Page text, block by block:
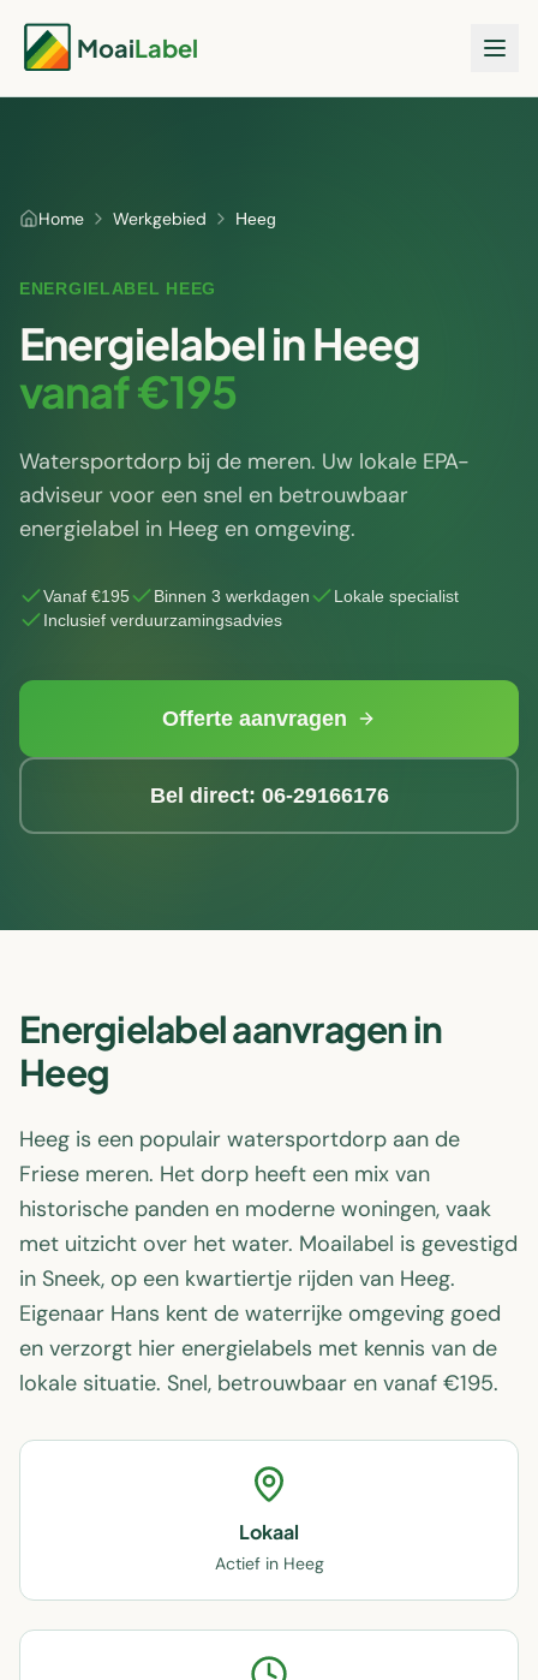
MoaiLabel
Home Werkgebied Heeg
ENERGIELABEL HEEG
Energielabel inHeeg
vanaf €195
Watersportdorp bij de meren. Uw lokale EPA-
adviseur voor een snel en betrouwbaar
energielabel in Heeg en omgeving.
Vanaf €195 Binnen 3 werkdagen
Lokale specialist
Inclusief verduurzamingsadvies
Offerte aanvragen
Bel direct: 06-29166176
Energielabel aanvragen in
Heeg
Heeg is een populair watersportdorp aan de
Friese meren. Het dorp heeft een mix van
historische panden en moderne woningen, vaak
met uitzicht over het water. Moailabel is gevestigd
in Sneek, op een kwartiertje rijden van Heeg.
Eigenaar Hans kent de waterrijke omgeving goed
en verzorgt hier energielabels met kennis van de
lokale situatie. Snel, betrouwbaar en vanaf €195.
Lokaal
Actief in Heeg